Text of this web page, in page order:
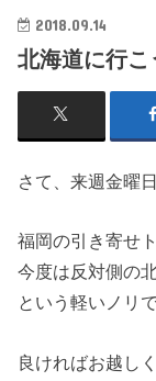
2018.09.14
北海道に行こ
さて、来週金曜
福岡の引き寄せ
今度は反対側の
という軽いノリ
良ければお越し